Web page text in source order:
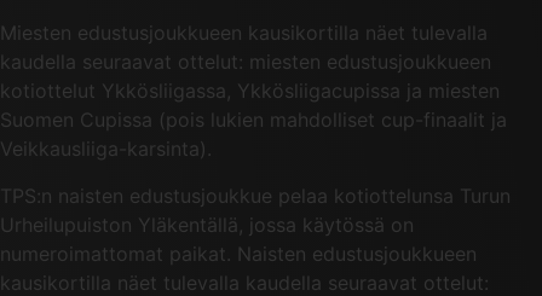
Miesten edustusjoukkueen kausikortilla näet tulevalla
kaudella seuraavat ottelut: miesten edustusjoukkueen
kotiottelut Ykkösliigassa, Ykkösliigacupissa ja miesten
Suomen Cupissa (pois lukien mahdolliset cup-finaalit ja
Veikkausliiga-karsinta).
TPS:n naisten edustusjoukkue pelaa kotiottelunsa Turun
Urheilupuiston Yläkentällä, jossa käytössä on
numeroimattomat paikat. Naisten edustusjoukkueen
kausikortilla näet tulevalla kaudella seuraavat ottelut: